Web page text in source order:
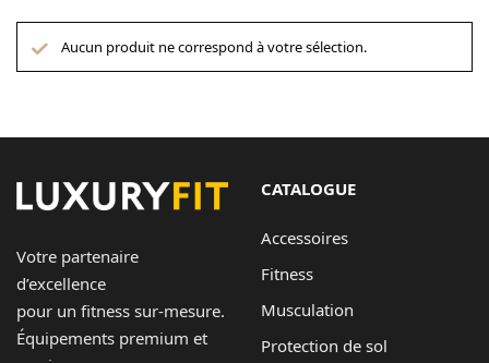
Aucun produit ne correspond à votre sélection.
Votre partenaire
d’excellence
pour un fitness sur-mesure.
Équipements premium et
CATALOGUE
Accessoires
Fitness
Musculation
Protection de sol
CONTACT
Boutique
Contact
Copyright © 2024 Luxury Fit. All rights reserved.